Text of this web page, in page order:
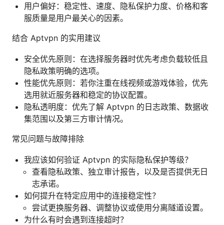
用户偏好：稳定性、速度、隐私保护力度、价格和客
服质量是用户最关心的因素。
结合 Aptvpn 的实用建议
安全优先原则：在选择服务器时优先考虑负载较低且
隐私政策明确的选项。
性能优先原则：若你注重在线视频或游戏体验，优先
选用就近服务器和稳定的协议配置。
隐私透明度：优先了解 Aptvpn 的日志政策、数据收
集范围以及第三方审计情况。
常见问题与故障排除
我应该如何验证 Aptvpn 的实际隐私保护等级？
查看隐私政策、独立审计报告，以及是否提供无日
志承诺。
如何提升在特定应用中的连接稳定性？
尝试更换服务器、调整协议或使用分离隧道设置。
为什么有时会遇到连接超时？